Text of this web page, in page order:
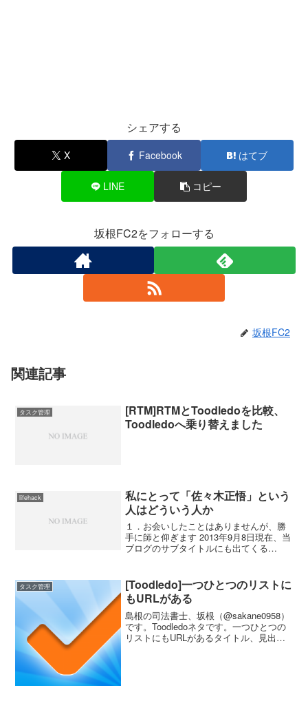
シェアする
X Facebook はてブ
LINE コピー
坂根FC2をフォローする
坂根FC2
関連記事
タスク管理
[RTM]RTMとToodledoを比較、
Toodledoへ乗り替えました
lifehack
私にとって「佐々木正悟」という
人はどういう人か
１．お会いしたことはありませんが、勝
手に師と仰ぎます 2013年9月8日現在、当
ブログのサブタイトルにも出てくる
うクラスタに所属していない人は知らな
いかもしれません。 ...
タスク管理
[Toodledo]一つひとつのリストに
もURLがある
島根の司法書士、坂根（@sakane0958）
です。Toodledoネタです。一つひとつの
リストにもURLがあるタイトル、見出し